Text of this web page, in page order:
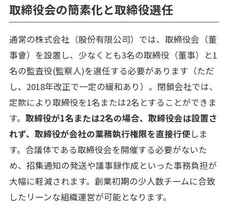
取締役会の簡素化と取締役選任
通常の株式会社（股份有限公司）では、取締役会（董
事會）を設置し、少なくとも3名の取締役（董事）と1
名の監査役(監察人)を選任する必要があります（ただ
し、2018年改正で一定の緩和あり）。閉鎖会社では、
定款により取締役を1名または2名とすることができま
す。 取締役が1名または2名の場合、取締役会は設置さ
れず、取締役が会社の業務執行権限を直接行使しま
す。合議体である取締役会を開催する必要がないた
め、招集通知の発送や議事録作成といった事務負担が
大幅に軽減されます。創業初期の少人数チームに合致
したリーンな組織運営が可能となります。